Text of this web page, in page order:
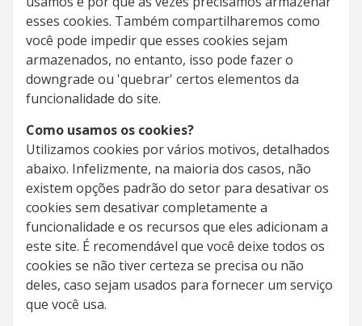
esses cookies. Também compartilharemos como
você pode impedir que esses cookies sejam
armazenados, no entanto, isso pode fazer o
downgrade ou 'quebrar' certos elementos da
funcionalidade do site.
Como usamos os cookies?
Utilizamos cookies por vários motivos, detalhados
abaixo. Infelizmente, na maioria dos casos, não
existem opções padrão do setor para desativar os
cookies sem desativar completamente a
funcionalidade e os recursos que eles adicionam a
este site. É recomendável que você deixe todos os
cookies se não tiver certeza se precisa ou não
deles, caso sejam usados ​​para fornecer um serviço
que você usa.